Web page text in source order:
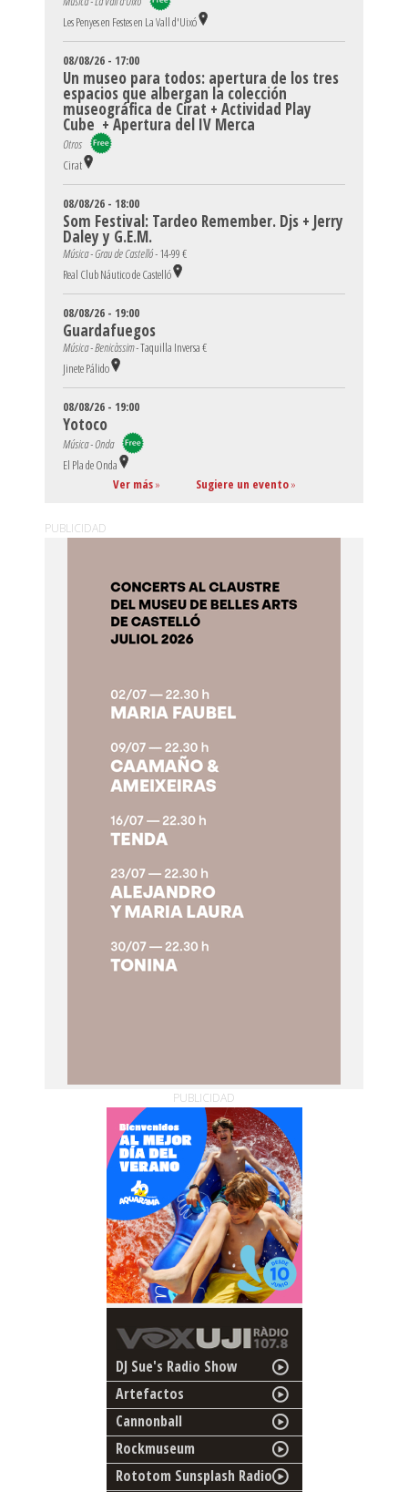
Les Penyes en Festes en La Vall d'Uixó
08/08/26 - 17:00
Un museo para todos: apertura de los tres
espacios que albergan la colección
museográfica de Cirat + Actividad Play
Cube + Apertura del IV Merca
Otros
Cirat
08/08/26 - 18:00
Som Festival: Tardeo Remember. Djs + Jerry
Daley y G.E.M.
Música - Grau de Castelló -14-99 €
Real Club Náutico de Castelló
08/08/26 - 19:00
Guardafuegos
Música - Benicàssim -Taquilla Inversa €
Jinete Pálido
08/08/26 - 19:00
Yotoco
Música - Onda
El Pla de Onda
Ver más» Sugiere un evento»
PUBLICIDAD
PUBLICIDAD
DJ Sue's Radio Show
Artefactos
Cannonball
Rockmuseum
Rototom Sunsplash Radio